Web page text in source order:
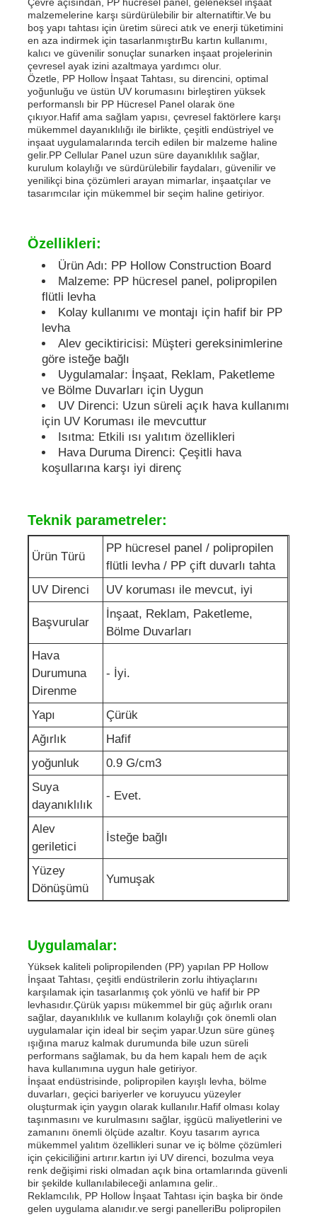
PP Reklam Kurulu
Plastik PP Levha
KPS Kurulu
Yangına dayanıklı polipropilen tabaka
PP duvar levhası
polipropilen levha
PP borular
Polypropilen boru armatürleri
malzemelerine karşı sürdürülebilir bir alternatiftir.Ve bu
boş yapı tahtası için üretim süreci atık ve enerji tüketimini
en aza indirmek için tasarlanmıştırBu kartın kullanımı,
kalıcı ve güvenilir sonuçlar sunarken inşaat projelerinin
çevresel ayak izini azaltmaya yardımcı olur.
Özetle, PP Hollow İnşaat Tahtası, su direncini, optimal
yoğunluğu ve üstün UV korumasını birleştiren yüksek
performanslı bir PP Hücresel Panel olarak öne
çıkıyor.Hafif ama sağlam yapısı, çevresel faktörlere karşı
mükemmel dayanıklılığı ile birlikte, çeşitli endüstriyel ve
inşaat uygulamalarında tercih edilen bir malzeme haline
gelir.PP Cellular Panel uzun süre dayanıklılık sağlar,
kurulum kolaylığı ve sürdürülebilir faydaları, güvenilir ve
yenilikçi bina çözümleri arayan mimarlar, inşaatçılar ve
tasarımcılar için mükemmel bir seçim haline getiriyor.
Özellikleri:
Ürün Adı: PP Hollow Construction Board
Malzeme: PP hücresel panel, polipropilen
flütli levha
Kolay kullanımı ve montajı için hafif bir PP
levha
Alev geciktiricisi: Müşteri gereksinimlerine
göre isteğe bağlı
Uygulamalar: İnşaat, Reklam, Paketleme
ve Bölme Duvarları için Uygun
UV Direnci: Uzun süreli açık hava kullanımı
için UV Koruması ile mevcuttur
Isıtma: Etkili ısı yalıtım özellikleri
Hava Duruma Direnci: Çeşitli hava
koşullarına karşı iyi direnç
Teknik parametreler:
Ürün Türü
PP hücresel panel / polipropilen
flütli levha / PP çift duvarlı tahta
UV Direnci
UV koruması ile mevcut, iyi
Başvurular
İnşaat, Reklam, Paketleme,
Bölme Duvarları
Hava
Durumuna
Direnme
- İyi.
Yapı
Çürük
Ağırlık
Hafif
yoğunluk
0.9 G/cm3
Suya
dayanıklılık
- Evet.
Alev
geriletici
İsteğe bağlı
Yüzey
Dönüşümü
Yumuşak
Uygulamalar:
Yüksek kaliteli polipropilenden (PP) yapılan PP Hollow
İnşaat Tahtası, çeşitli endüstrilerin zorlu ihtiyaçlarını
karşılamak için tasarlanmış çok yönlü ve hafif bir PP
levhasıdır.Çürük yapısı mükemmel bir güç ağırlık oranı
sağlar, dayanıklılık ve kullanım kolaylığı çok önemli olan
uygulamalar için ideal bir seçim yapar.Uzun süre güneş
ışığına maruz kalmak durumunda bile uzun süreli
performans sağlamak, bu da hem kapalı hem de açık
hava kullanımına uygun hale getiriyor.
İnşaat endüstrisinde, polipropilen kayışlı levha, bölme
duvarları, geçici bariyerler ve koruyucu yüzeyler
oluşturmak için yaygın olarak kullanılır.Hafif olması kolay
taşınmasını ve kurulmasını sağlar, işgücü maliyetlerini ve
zamanını önemli ölçüde azaltır. Koyu tasarım ayrıca
mükemmel yalıtım özellikleri sunar ve iç bölme çözümleri
için çekiciliğini artırır.kartın iyi UV direnci, bozulma veya
renk değişimi riski olmadan açık bina ortamlarında güvenli
bir şekilde kullanılabileceği anlamına gelir..
Reklamcılık, PP Hollow İnşaat Tahtası için başka bir önde
gelen uygulama alanıdır.ve sergi panelleriBu polipropilen